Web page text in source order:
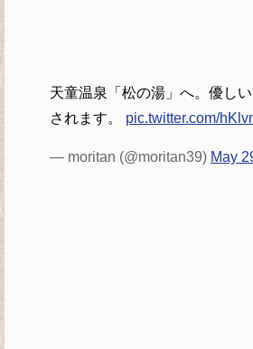
天童温泉「松の湯」へ。優し
されます。 pic.twitter.com/
— moritan (@moritan39) May